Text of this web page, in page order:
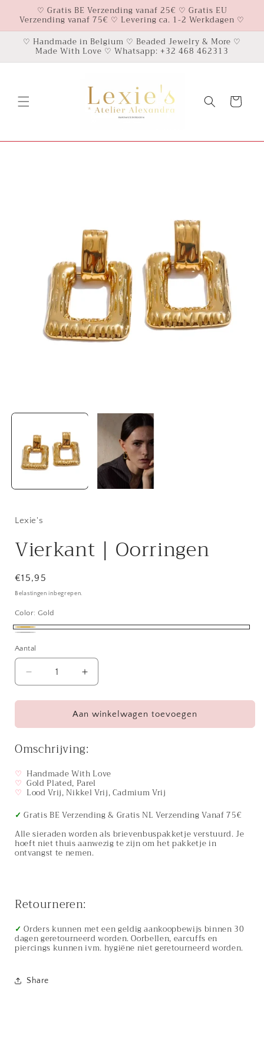
naar de
content
♡ Gratis BE Verzending vanaf 25€ ♡ Gratis EU
Verzending vanaf 75€ ♡ Levering ca. 1-2 Werkdagen ♡
♡ Handmade in Belgium ♡ Beaded Jewelry & More ♡
Made With Love ♡ Whatsapp: +32 468 462313
Winkelwagen
Lexie's
Vierkant | Oorringen
Normale
prijs
€15,95
Belastingen inbegrepen.
Color: Gold
Gold
Aantal
Aantal
verlagen
voor
|
Aantal
verhogen
voor
Vierkant
|
Aan winkelwagen toevoegen
Omschrijving:
♡ Handmade With Love
♡ Gold Plated, Parel
♡ Lood Vrij, Nikkel Vrij, Cadmium Vrij
✓ Gratis BE Verzending & Gratis NL Verzending Vanaf 75€
Alle sieraden worden als brievenbuspakketje verstuurd. Je
hoeft niet thuis aanwezig te zijn om het pakketje in
ontvangst te nemen.
Retourneren:
✓ Orders kunnen met een geldig aankoopbewijs binnen 30
dagen geretourneerd worden. Oorbellen, earcuffs en
piercings kunnen ivm. hygiëne niet geretourneerd worden.
Share